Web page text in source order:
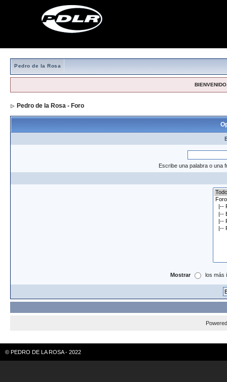
Pedro de la Rosa
Pedro de la Rosa - Foro
Escribe una palabra o una
Mostrar los más
© PEDRO DE LA ROSA - 2022